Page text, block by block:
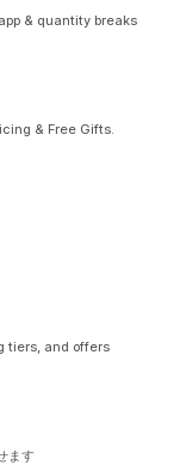
& quantity breaks
& Free Gifts.
tiers, and offers
ます